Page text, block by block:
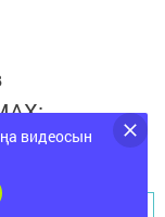
видеосын